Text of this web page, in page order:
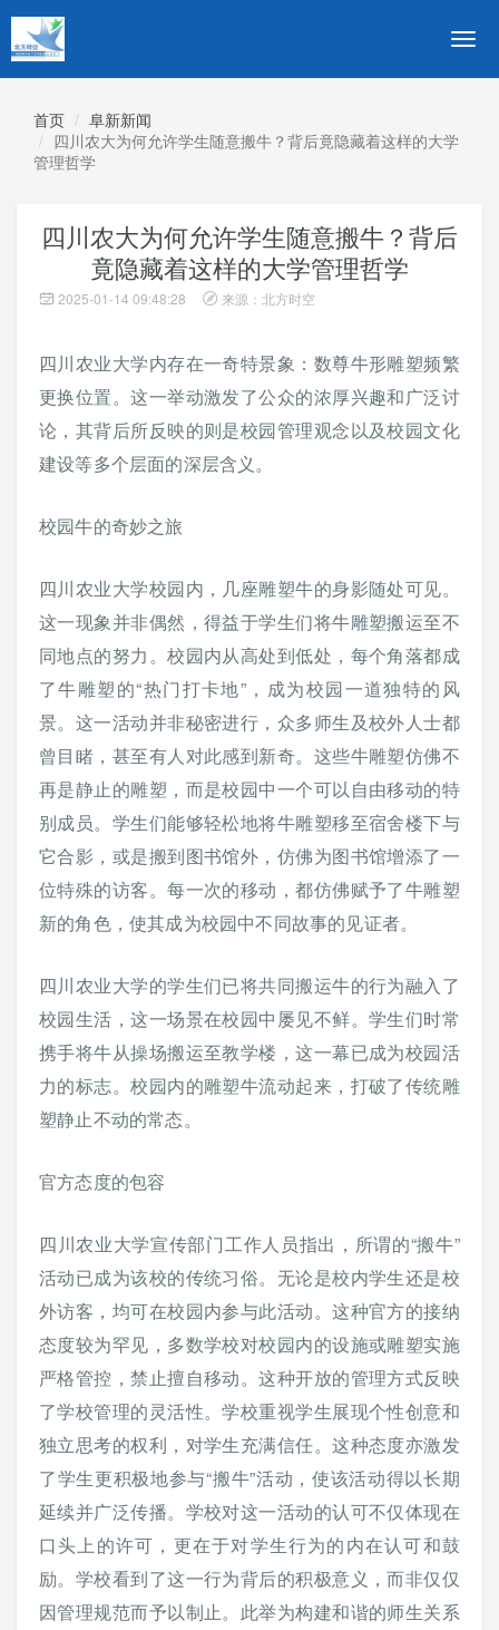
切
导
首页
阜新新闻
四川农大为何允许学生随意搬牛？背后竟隐藏着这样的大学
管理哲学
四川农大为何允许学生随意搬牛？背后
竟隐藏着这样的大学管理哲学
2025-01-14 09:48:28 来源：北方时空
四川农业大学内存在一奇特景象：数尊牛形雕塑频繁
更换位置。这一举动激发了公众的浓厚兴趣和广泛讨
论，其背后所反映的则是校园管理观念以及校园文化
建设等多个层面的深层含义。
校园牛的奇妙之旅
四川农业大学校园内，几座雕塑牛的身影随处可见。
这一现象并非偶然，得益于学生们将牛雕塑搬运至不
同地点的努力。校园内从高处到低处，每个角落都成
了牛雕塑的“热门打卡地”，成为校园一道独特的风
景。这一活动并非秘密进行，众多师生及校外人士都
曾目睹，甚至有人对此感到新奇。这些牛雕塑仿佛不
再是静止的雕塑，而是校园中一个可以自由移动的特
别成员。学生们能够轻松地将牛雕塑移至宿舍楼下与
它合影，或是搬到图书馆外，仿佛为图书馆增添了一
位特殊的访客。每一次的移动，都仿佛赋予了牛雕塑
新的角色，使其成为校园中不同故事的见证者。
四川农业大学的学生们已将共同搬运牛的行为融入了
校园生活，这一场景在校园中屡见不鲜。学生们时常
携手将牛从操场搬运至教学楼，这一幕已成为校园活
力的标志。校园内的雕塑牛流动起来，打破了传统雕
塑静止不动的常态。
官方态度的包容
四川农业大学宣传部门工作人员指出，所谓的“搬牛”
活动已成为该校的传统习俗。无论是校内学生还是校
外访客，均可在校园内参与此活动。这种官方的接纳
态度较为罕见，多数学校对校园内的设施或雕塑实施
严格管控，禁止擅自移动。这种开放的管理方式反映
了学校管理的灵活性。学校重视学生展现个性创意和
独立思考的权利，对学生充满信任。这种态度亦激发
了学生更积极地参与“搬牛”活动，使该活动得以长期
延续并广泛传播。学校对这一活动的认可不仅体现在
口头上的许可，更在于对学生行为的内在认可和鼓
励。学校看到了这一行为背后的积极意义，而非仅仅
因管理规范而予以制止。此举为构建和谐的师生关系